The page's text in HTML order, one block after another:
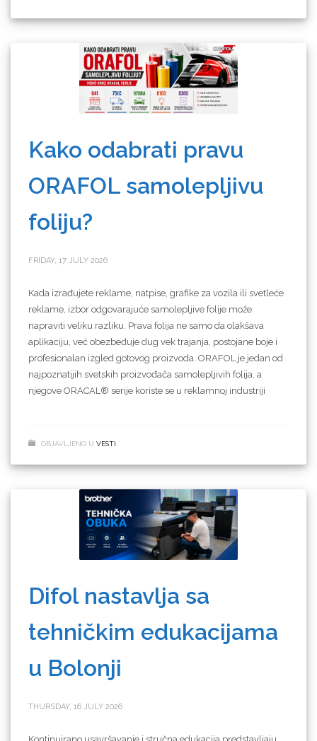
Kako odabrati pravu
ORAFOL samolepljivu
foliju?
FRIDAY, 17 JULY 2026
Kada izrađujete reklame, natpise, grafike za vozila ili svetleće
reklame, izbor odgovarajuće samolepljive folije može
napraviti veliku razliku. Prava folija ne samo da olakšava
aplikaciju, već obezbeđuje dug vek trajanja, postojane boje i
profesionalan izgled gotovog proizvoda. ORAFOL je jedan od
najpoznatijih svetskih proizvođača samolepljivih folija, a
njegove ORACAL® serije koriste se u reklamnoj industriji
OBJAVLJENO U VESTI
Difol nastavlja sa
tehničkim edukacijama
u Bolonji
THURSDAY, 16 JULY 2026